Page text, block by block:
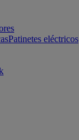
Patinetes eléctricos